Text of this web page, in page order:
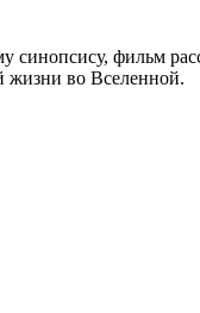
фильм
жизни во Вселенной.